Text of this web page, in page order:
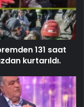
131 saat
kurtarıldı.